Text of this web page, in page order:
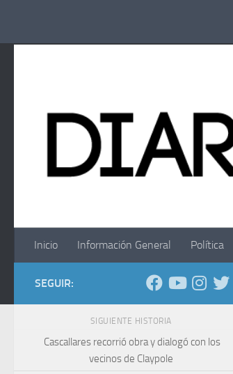
Inicio Información General Política
SEGUIR:
SIGUIENTE HISTORIA
Cascallares recorrió obra y dialogó con los
vecinos de Claypole